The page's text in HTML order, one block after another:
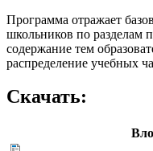
Программа отражает
школьников по разделам
содержание тем
распределение учебных
Скачать: